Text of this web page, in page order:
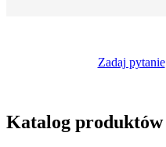
Zadaj pytanie
Katalog produktów